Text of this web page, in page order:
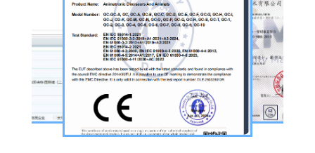
庆活动等场景。
公司核心业务为仿真恐龙制作，产品线涵盖静
态展示、动态互动、游乐体验三类。其中，机
器恐龙结合机械传动、智能控制技术，可实现
眨眼、张嘴吼叫、摆尾、行走、呼吸起伏等动
态效果，皮肤采用环保硅胶材质，还原史前恐